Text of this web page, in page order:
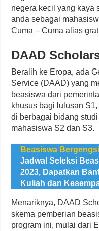
negera kecil yang kaya
anda sebagai
Cuma – Cuma alias
DAAD
Beralih ke Eropa, ada
Service (DAAD) yang
beasiswa dari
khusus bagi lulusan
di berbagai bidang
mahasiswa S2 dan S3.
Beasiswa Bergengsi
Jadwal Seleksi
2023, Dapatkan
Kuliah dan
Menariknya, DAAD
skema pemberian
program ini, mulai dari